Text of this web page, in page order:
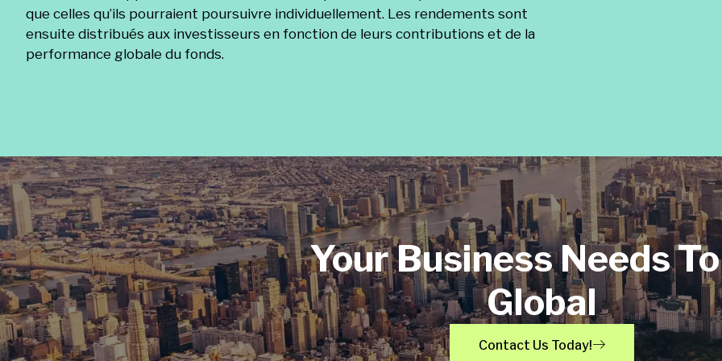
que celles qu’ils pourraient poursuivre individuellement. Les rendements sont
ensuite distribués aux investisseurs en fonction de leurs contributions et de la
performance globale du fonds.
Your Business Needs
Global
Contact Us Today!